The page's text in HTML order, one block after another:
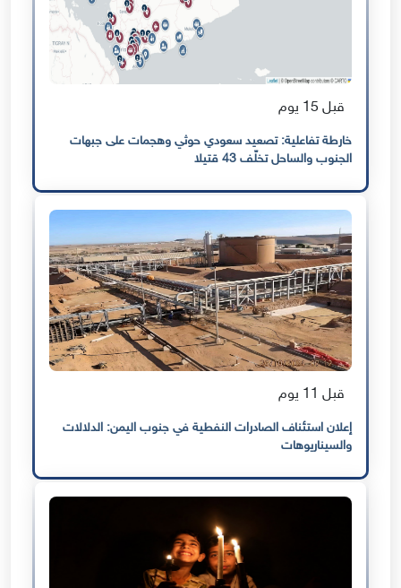
قبل 15 يوم
خارطة تفاعلية: تصعيد سعودي حوثي وهجمات على جبهات
الجنوب والساحل تخلّف 43 قتيلا
قبل 11 يوم
إعلان استئناف الصادرات النفطية في جنوب اليمن: الدلالات
والسيناريوهات